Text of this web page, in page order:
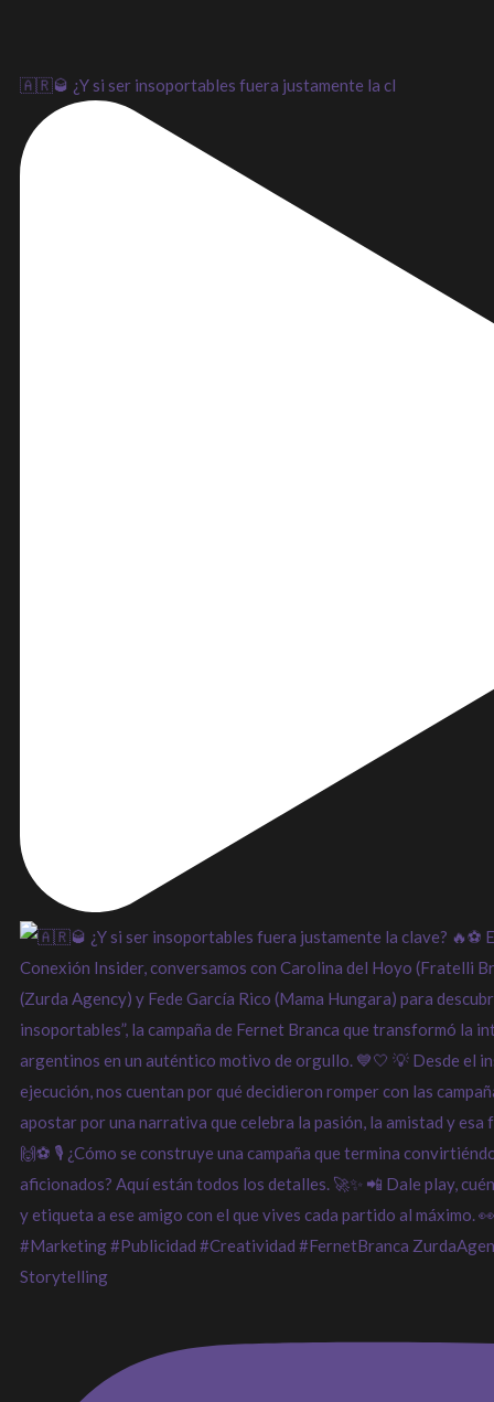
🇦🇷🥃 ¿Y si ser insoportables fuera justamente la cl